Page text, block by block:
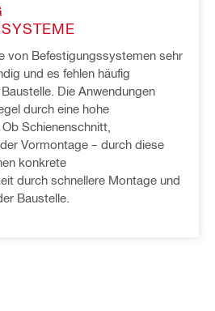
von Befestigungssystemen sehr
und es fehlen häufig
Die Anwendungen
durch eine hohe
Schienenschnitt,
Vormontage – durch diese
konkrete
durch schnellere Montage und
Baustelle.